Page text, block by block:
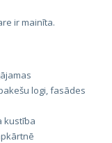
ir mainīta.
logi, fasādes
kustība